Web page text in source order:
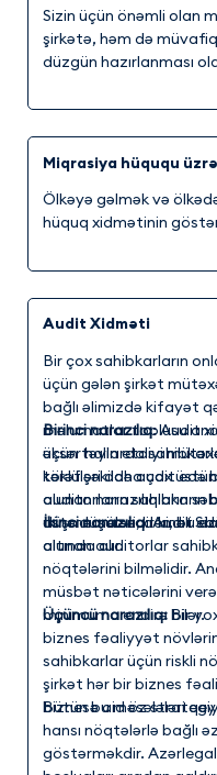
digər sənədlərin
gözünüzdən qaçan
böyük baş ağrısına
Sizin üçün önəmli olan
şirkətə, həm də
düzgün hazırlanması
Miqrasiya hüququ
Ölkəyə gəlmək və
hüquq xidmətinin
Audit Xidməti
Bir çox sahibkarların
üçün gələn şirkət
bağlı əlimizdə kifayət
məlumatlar toplusu
əksər hallarda
tərəfləri daha çox
olunan narazılıqların
üstə düşürsə, deməli
Birinci narazılıq: Audit
üçün təyin etdiyi
köklü şəkildə audit edə
auditorların
düşməmələridir ki, bu
altında alır.
İkinci narazılıq: Audit
olunan auditorlar
nöqtələrini bilməlidir.
müsbət nəticələrini
minimuma endirə bilər.
Üçüncü narazılıq:Bir
biznes fəaliyyət
sahibkarlar üçün riskli
şirkət hər bir biznes
biznesə aid öz
Bütün bu məsələləri
hansı nöqtələrlə bağlı
göstərməkdir.